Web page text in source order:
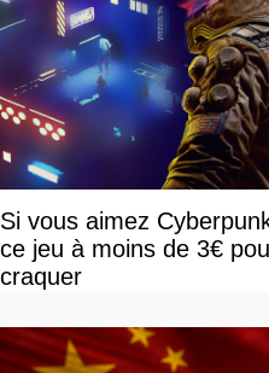
Si vous aimez
ce jeu à moins de 3€
craquer